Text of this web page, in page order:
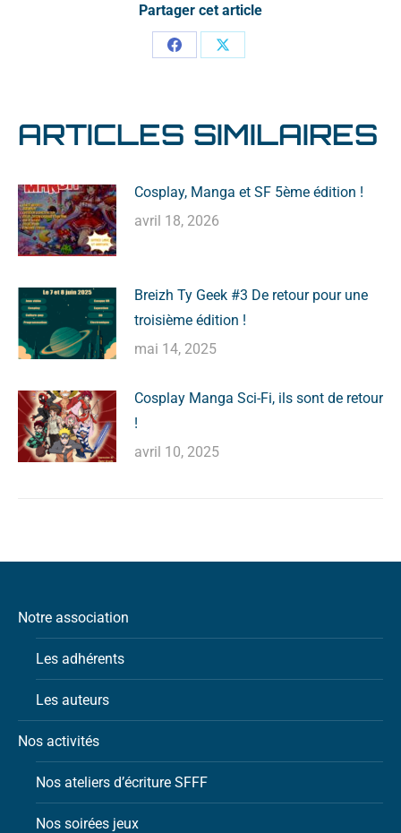
Partager cet article
ARTICLES SIMILAIRES
Cosplay, Manga et SF 5ème édition !
avril 18, 2026
Breizh Ty Geek #3 De retour pour une
troisième édition !
mai 14, 2025
Cosplay Manga Sci-Fi, ils sont de retour
!
avril 10, 2025
Notre association
Les adhérents
Les auteurs
Nos activités
Nos ateliers d’écriture SFFF
Nos soirées jeux